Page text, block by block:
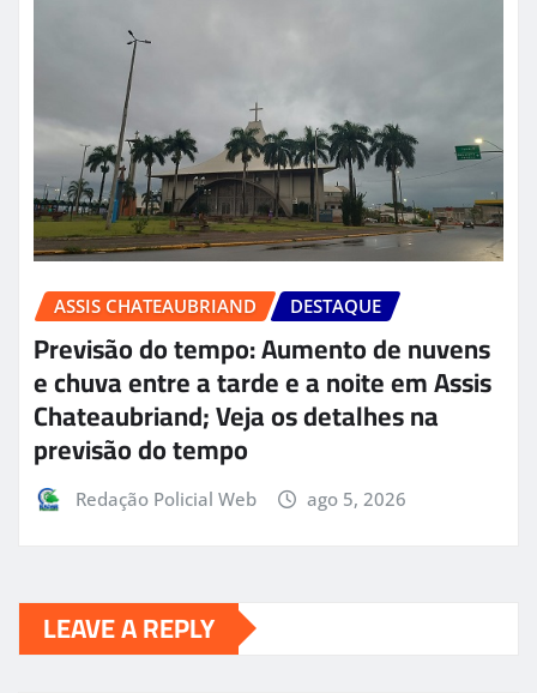
ASSIS CHATEAUBRIAND DESTAQUE
Previsão do tempo: Aumento de nuvens
e chuva entre a tarde e a noite em Assis
Chateaubriand; Veja os detalhes na
previsão do tempo
Redação Policial Web ago 5, 2026
LEAVE A REPLY